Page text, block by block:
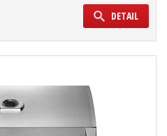
DETAIL